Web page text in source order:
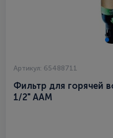
Артикул: 65488711
Фильтр для горячей
1/2" AAM